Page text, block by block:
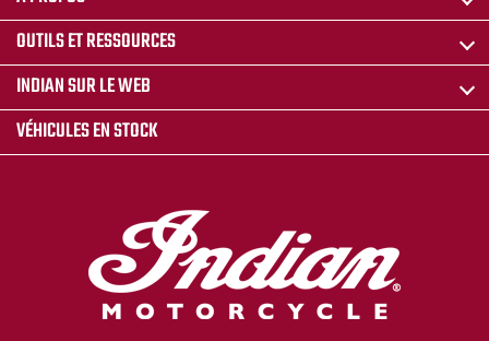
OUTILS ET RESSOURCES
INDIAN SUR LE WEB
VÉHICULES EN STOCK